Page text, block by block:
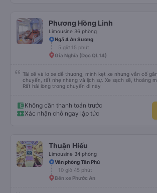
Phương Hồng Linh
Limousine 36 phòng
Ngã 4 An Sương
5 giờ 15 phút
Gia Nghĩa (Dọc QL14)
Tài xế và lơ xe dễ thương, mình kẹt xe nhưng vẫn cố
chuyến, rất nhẹ nhàng và lịch sự. Xe sạch sẽ, thoáng
Rất hài lòng trong chuyến đi này
Không cần thanh toán trước
Xác nhận chỗ ngay lập tức
Thuận Hiếu
Limousine 34 phòng
Văn phòng Tân Phú
10 giờ 45 phút
Bến xe Phước An